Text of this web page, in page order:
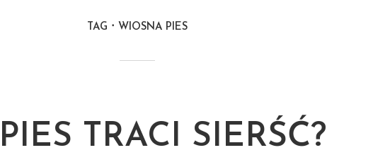
TAG WIOSNA PIES
TRACI SIERŚĆ?